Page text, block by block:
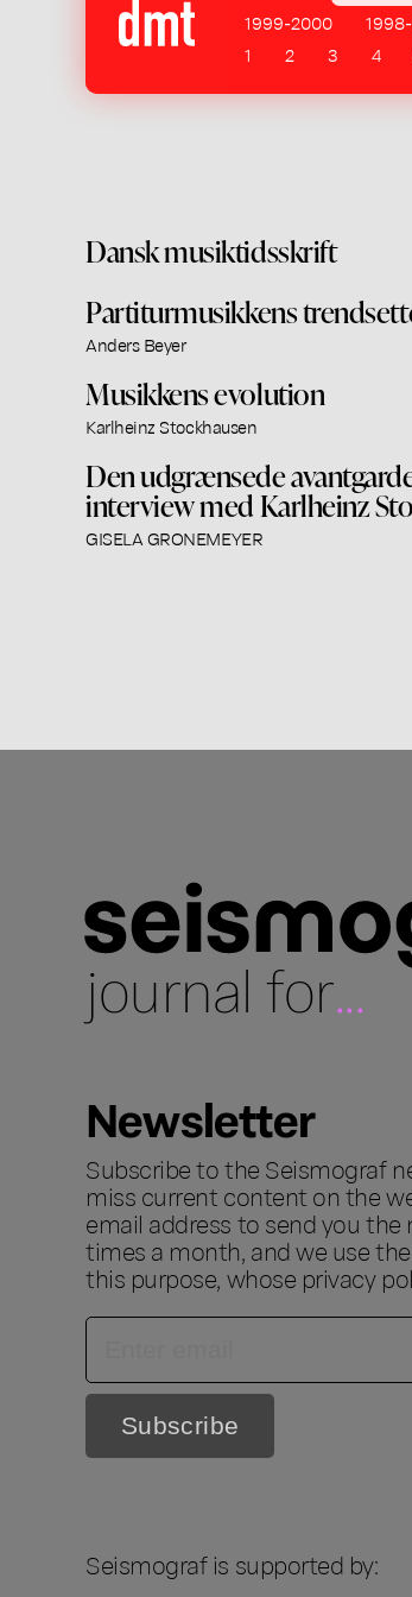
1999-2000
1
2 3 4
Dansk musiktidsskrift
Partiturmusikkens
Anders Beyer
Musikkens evolution
Karlheinz Stockhausen
Den udgrænsede
interview med Karlheinz
GISELA GRONEMEYER
journal for...
Newsletter
Subscribe to the Seismograf
miss current content on the
email address to send you
times a month, and we use
this purpose, whose privacy
Seismograf is supported by: